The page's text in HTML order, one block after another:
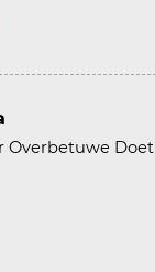
Overbetuwe Doet